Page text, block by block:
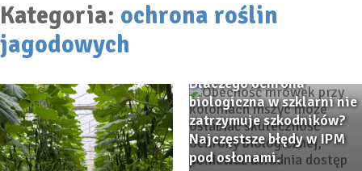
Kategoria: ochrona roślin
jagodowych
Dlaczego ochrona
biologiczna w szklarni nie
zatrzymuje szkodników?
Najczęstsze błędy w IPM
pod osłonami.